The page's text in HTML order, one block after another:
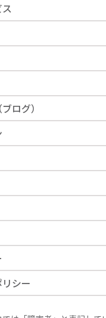
ログ）
シー